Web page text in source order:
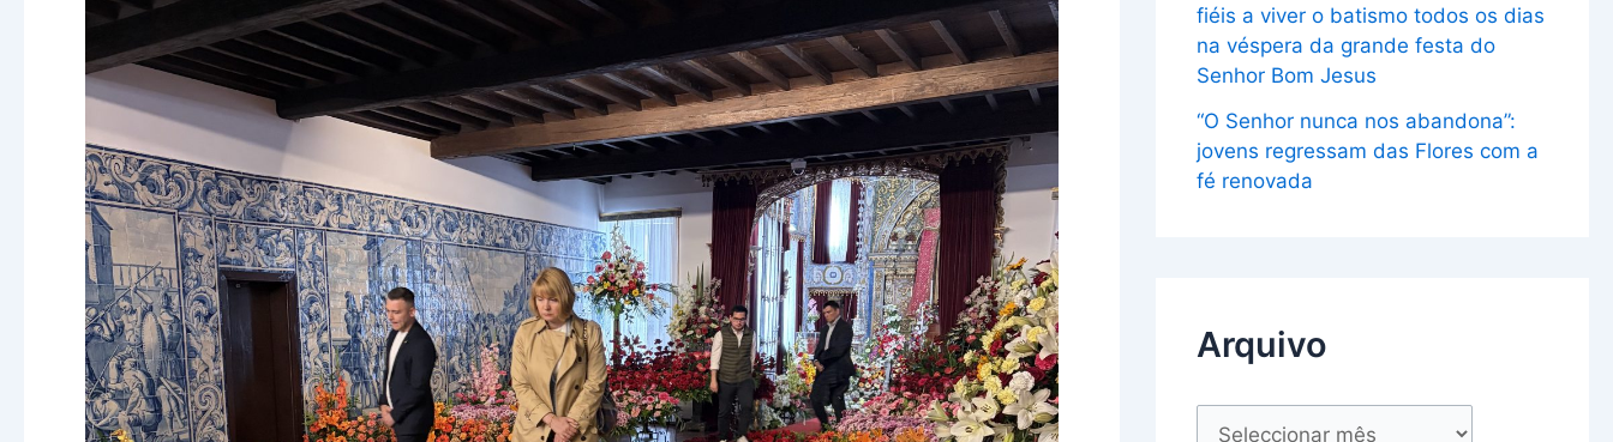
fiéis a viver o batismo todos os dias
na véspera da grande festa do
Senhor Bom Jesus
“O Senhor nunca nos abandona”:
jovens regressam das Flores com a
fé renovada
Arquivo